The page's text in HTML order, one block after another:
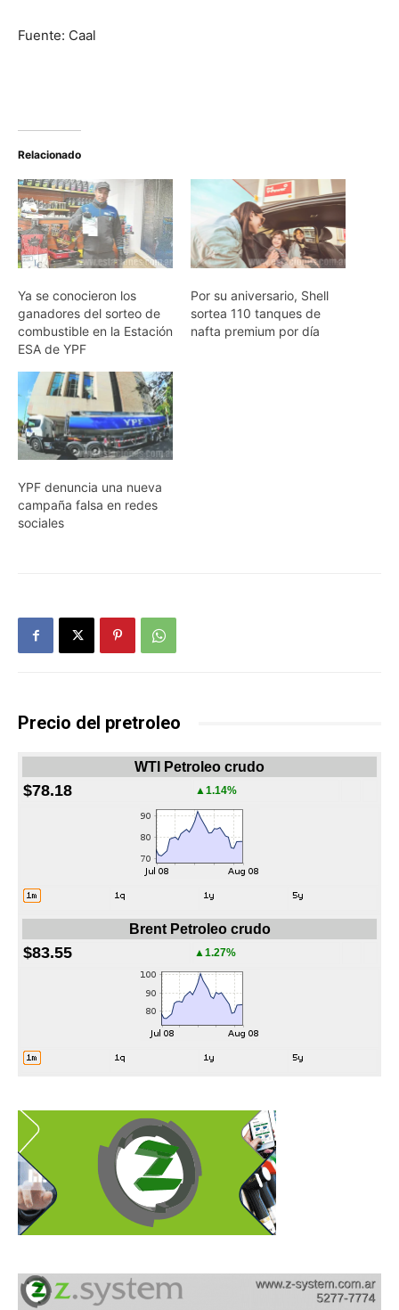
Fuente: Caal
Relacionado
Ya se conocieron los
ganadores del sorteo de
combustible en la Estación
ESA de YPF
Por su aniversario, Shell
sortea 110 tanques de
nafta premium por día
YPF denuncia una nueva
campaña falsa en redes
sociales
Precio del pretroleo
WTI Petroleo crudo
$78.18 ▲1.14%
Brent Petroleo crudo
$83.55 ▲1.27%